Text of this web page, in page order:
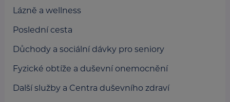
Lázně a wellness
Poslední cesta
Důchody a sociální dávky pro seniory
Fyzické obtíže a duševní onemocnění
Další služby a Centra duševního zdraví